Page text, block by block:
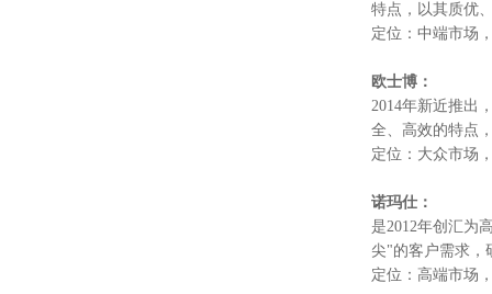
特点，以其质优
定位：中端市场
欧士博：
2014年新近推出
全、高效的特点
定位：大众市场
诺玛仕：
是2012年创汇为
尖"的客户需求，
定位：高端市场